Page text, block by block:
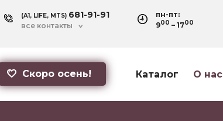
(A1, LIFE, MTS) 681-91-91
все контакты
пн-пт:
900 – 1700
Скоро осень! Каталог О нас